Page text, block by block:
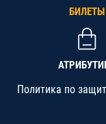
БИЛЕТЫ
Политика по